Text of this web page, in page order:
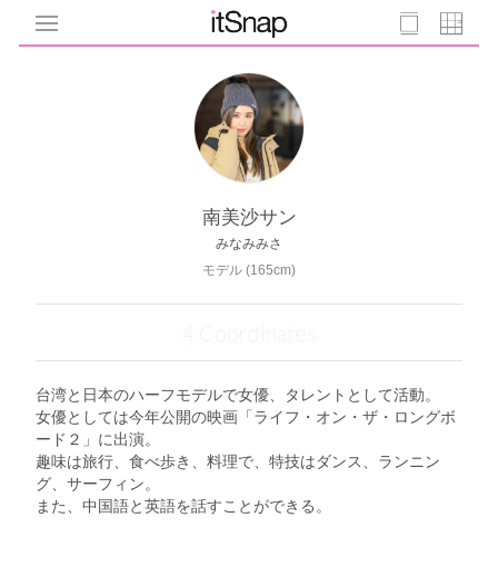
南美沙サン
みなみみさ
モデル (165cm)
4 Coordinates
台湾と日本のハーフモデルで女優、タレントとして活動。
女優としては今年公開の映画「ライフ・オン・ザ・ロングボ
ード２」に出演。
趣味は旅行、食べ歩き、料理で、特技はダンス、ランニン
グ、サーフィン。
また、中国語と英語を話すことができる。